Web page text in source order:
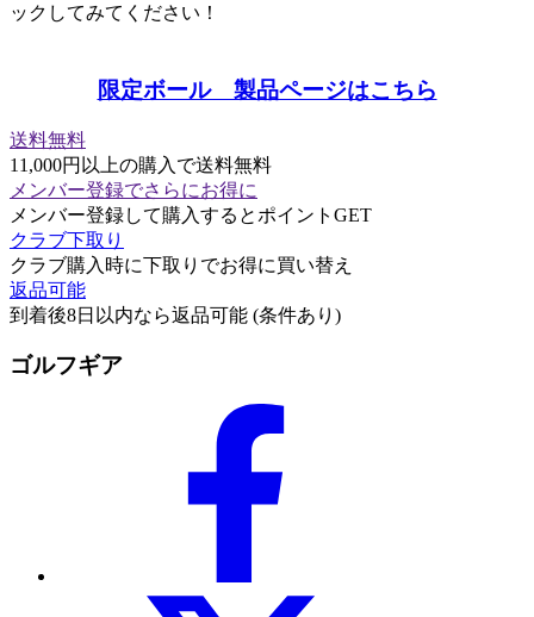
ックしてみてください！
限定ボール 製品ページはこちら
送料無料
11,000円以上の購入で送料無料
メンバー登録でさらにお得に
メンバー登録して購入するとポイントGET
クラブ下取り
クラブ購入時に下取りでお得に買い替え
返品可能
到着後8日以内なら返品可能 (条件あり)
ゴルフギア